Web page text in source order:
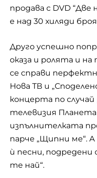
продава с DVD
е над 30 хиляди
Друго успешно
оказа и ролята и на
се справи
Нова ТВ и
концерта по
телевизия Планета
изпълнителката
парче „Щипни ме“.
ѝ песни,
те най“.